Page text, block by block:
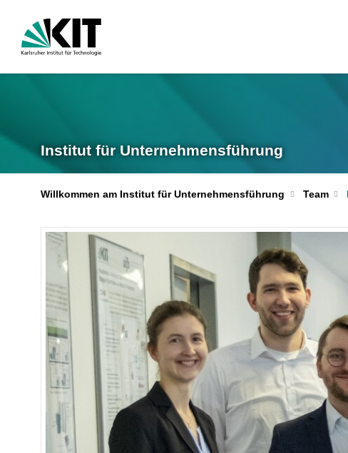
Institut für Unternehmensführung
Willkommen am Institut für Unternehmensführung Team